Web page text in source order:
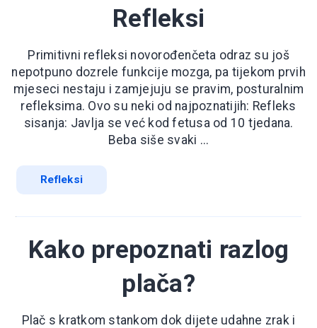
Refleksi
Primitivni refleksi novorođenčeta odraz su još
nepotpuno dozrele funkcije mozga, pa tijekom prvih
mjeseci nestaju i zamjejuju se pravim, posturalnim
refleksima. Ovo su neki od najpoznatijih: Refleks
sisanja: Javlja se već kod fetusa od 10 tjedana.
Beba siše svaki ...
Refleksi
Kako prepoznati razlog
plača?
Plač s kratkom stankom dok dijete udahne zrak i